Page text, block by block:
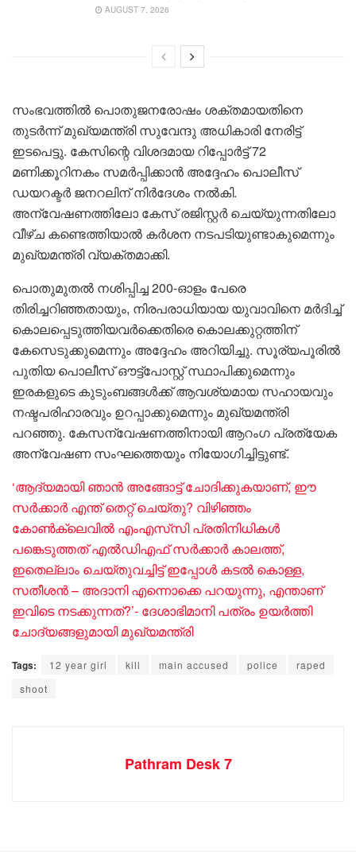
AUGUST 7, 2026
സംഭവത്തിൽ പൊതുജനരോഷം ശക്തമായതിനെ
തുടർന്ന് മുഖ്യമന്ത്രി സുവേന്ദു അധികാരി നേരിട്ട്
ഇടപെട്ടു. കേസിന്റെ വിശദമായ റിപ്പോർട്ട് 72
മണിക്കൂറിനകം സമർപ്പിക്കാൻ അദ്ദേഹം പൊലീസ്
ഡയറക്ടർ ജനറലിന് നിർദേശം നൽകി.
അന്വേഷണത്തിലോ കേസ് രജിസ്റ്റർ ചെയ്യുന്നതിലോ
വീഴ്ച കണ്ടെത്തിയാൽ കർശന നടപടിയുണ്ടാകുമെന്നും
മുഖ്യമന്ത്രി വ്യക്തമാക്കി.
പൊതുമുതൽ നശിപ്പിച്ച 200-ഓളം പേരെ
തിരിച്ചറിഞ്ഞതായും, നിരപരാധിയായ യുവാവിനെ മർദിച്ച്
കൊലപ്പെടുത്തിയവർക്കെതിരെ കൊലക്കുറ്റത്തിന്
കേസെടുക്കുമെന്നും അദ്ദേഹം അറിയിച്ചു. സൂര്യപൂരിൽ
പുതിയ പൊലീസ് ഔട്ട്‌പോസ്റ്റ് സ്ഥാപിക്കുമെന്നും
ഇരകളുടെ കുടുംബങ്ങൾക്ക് ആവശ്യമായ സഹായവും
നഷ്ടപരിഹാരവും ഉറപ്പാക്കുമെന്നും മുഖ്യമന്ത്രി
പറഞ്ഞു. കേസന്വേഷണത്തിനായി ആറംഗ പ്രത്യേക
അന്വേഷണ സംഘത്തെയും നിയോഗിച്ചിട്ടുണ്ട്.
‘ആദ്യമായി ഞാൻ അങ്ങോട്ട് ചോദിക്കുകയാണ്, ഈ
സർക്കാർ എന്ത് തെറ്റ് ചെയ്തു? വിഴിഞ്ഞം
കോൺക്ലെവിൽ എംഎസ്‍സി പ്രതിനിധികൾ
പങ്കെടുത്തത് എൽഡിഎഫ് സർക്കാർ കാലത്ത്,
ഇതെല്ലാം ചെയ്തുവച്ചിട്ട് ഇപ്പോൾ കടൽ കൊള്ള,
സതീശൻ – അദാനി എന്നൊക്കെ പറയുന്നു, എന്താണ്
ഇവിടെ നടക്കുന്നത്?’- ദേശാഭിമാനി പത്രം ഉയർത്തി
ചോദ്യങ്ങളുമായി മുഖ്യമന്ത്രി
Tags: 12 year girl kill main accused police
raped
shoot
Pathram Desk 7